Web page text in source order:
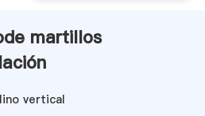
martillos
vertical